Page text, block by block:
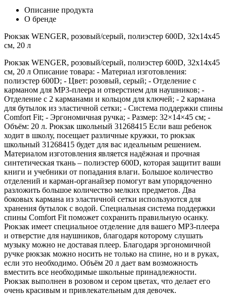
Описание продукта
О бренде
Рюкзак WENGER, розовый/серый, полиэстер 600D, 32х14х45
см, 20 л
Рюкзак WENGER, розовый/серый, полиэстер 600D, 32х14х45
см, 20 л Описание товара: - Материал изготовления:
полиэстер 600D; - Цвет: розовый, серый; - Отделение с
карманом для MP3-плеера и отверстием для наушников; -
Отделение с 2 карманами и кольцом для ключей; - 2 кармана
для бутылок из эластичной сетки; - Система поддержки спины
Comfort Fit; - Эргономичная ручка; - Размер: 32×14×45 см; -
Объём: 20 л. Рюкзак школьный 31268415 Если ваш ребенок
ходит в школу, посещает различные кружки, то рюкзак
школьный 31268415 будет для вас идеальным решением.
Материалом изготовления является надёжная и прочная
синтетическая ткань – полиэстер 600D, которая защитит ваши
книги и учебники от попадания влаги. Большое количество
отделений и карман-органайзер помогут вам упорядоченно
разложить большое количество мелких предметов. Два
боковых кармана из эластичной сетки используются для
хранения бутылок с водой. Специальная система поддержки
спины Comfort Fit поможет сохранить правильную осанку.
Рюкзак имеет специальное отделение для вашего MP3-плеера
и отверстие для наушников, благодаря которому слушать
музыку можно не доставая плеер. Благодаря эргономичной
ручке рюкзак можно носить не только на спине, но и в руках,
если это необходимо. Объём 20 л дает вам возможность
вместить все необходимые школьные принадлежности.
Рюкзак выполнен в розовом и сером цветах, что делает его
очень красивым и привлекательным для девочек.